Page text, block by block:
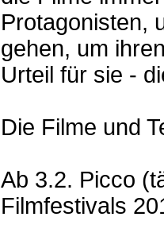
Protagonisten,
gehen, um
Urteil für sie -
Die Filme und
Ab 3.2. Picco
Filmfestivals